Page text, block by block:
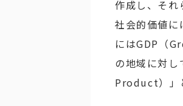
作成し、それ
社会的価値に
にはGDP（
の地域に対
Product）」